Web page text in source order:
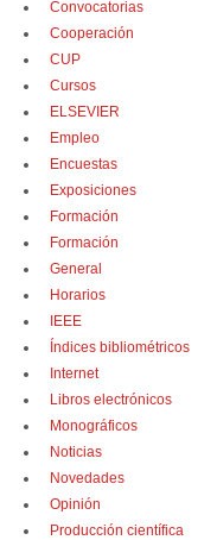
Convocatorias
Cooperación
CUP
Cursos
ELSEVIER
Empleo
Encuestas
Exposiciones
Formación
Formación
General
Horarios
IEEE
Índices bibliométricos
Internet
Libros electrónicos
Monográficos
Noticias
Novedades
Opinión
Producción científica